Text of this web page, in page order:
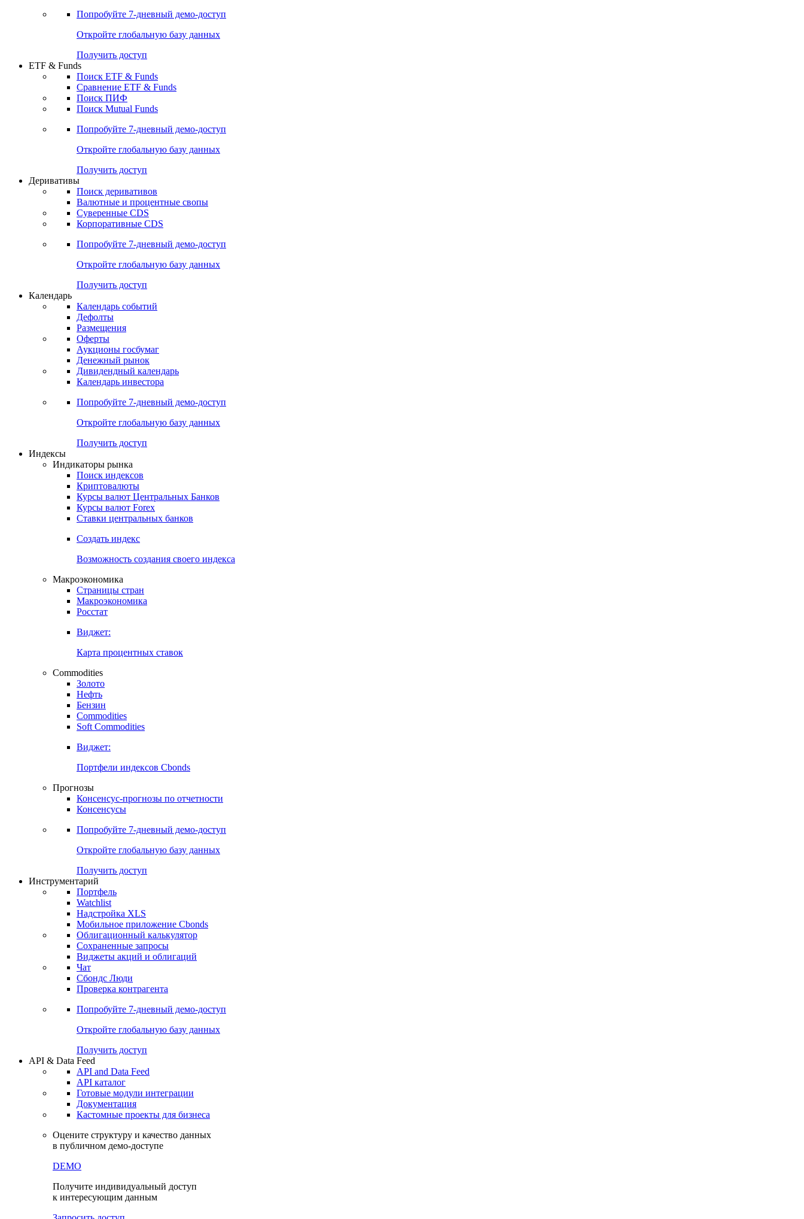
Попробуйте 7-дневный демо-доступ
Откройте глобальную базу данных
Получить доступ
ETF & Funds
Поиск ETF & Funds
Сравнение ETF & Funds
Поиск ПИФ
Поиск Mutual Funds
Попробуйте 7-дневный демо-доступ
Откройте глобальную базу данных
Получить доступ
Деривативы
Поиск деривативов
Валютные и процентные свопы
Суверенные CDS
Корпоративные CDS
Попробуйте 7-дневный демо-доступ
Откройте глобальную базу данных
Получить доступ
Календарь
Календарь событий
Дефолты
Размещения
Оферты
Аукционы госбумаг
Денежный рынок
Дивидендный календарь
Календарь инвестора
Попробуйте 7-дневный демо-доступ
Откройте глобальную базу данных
Получить доступ
Индексы
Индикаторы рынка
Поиск индексов
Криптовалюты
Курсы валют Центральных Банков
Курсы валют Forex
Ставки центральных банков
Создать индекс
Возможность создания своего индекса
Макроэкономика
Страницы стран
Макроэкономика
Росстат
Виджет:
Карта процентных ставок
Commodities
Золото
Нефть
Бензин
Commodities
Soft Commodities
Виджет:
Портфели индексов Cbonds
Прогнозы
Консенсус-прогнозы по отчетности
Консенсусы
Попробуйте 7-дневный демо-доступ
Откройте глобальную базу данных
Получить доступ
Инструментарий
Портфель
Watchlist
Надстройка XLS
Мобильное приложение Cbonds
Облигационный калькулятор
Сохраненные запросы
Виджеты акций и облигаций
Чат
Сбондс Люди
Проверка контрагента
Попробуйте 7-дневный демо-доступ
Откройте глобальную базу данных
Получить доступ
API & Data Feed
API and Data Feed
API каталог
Готовые модули интеграции
Документация
Кастомные проекты для бизнеса
Оцените структуру и качество данных
в публичном демо-доступе
DEMO
Получите индивидуальный доступ
к интересующим данным